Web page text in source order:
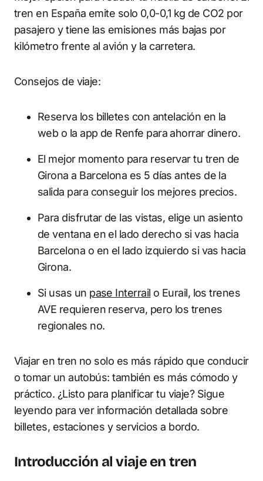
tren en España emite solo 0,0-0,1 kg de CO2 por
pasajero y tiene las emisiones más bajas por
kilómetro frente al avión y la carretera.
Consejos de viaje:
Reserva los billetes con antelación en la
web o la app de Renfe para ahorrar dinero.
El mejor momento para reservar tu tren de
Girona a Barcelona es 5 días antes de la
salida para conseguir los mejores precios.
Para disfrutar de las vistas, elige un asiento
de ventana en el lado derecho si vas hacia
Barcelona o en el lado izquierdo si vas hacia
Girona.
Si usas un pase Interrail o Eurail, los trenes
AVE requieren reserva, pero los trenes
regionales no.
Viajar en tren no solo es más rápido que conducir
o tomar un autobús: también es más cómodo y
práctico. ¿Listo para planificar tu viaje? Sigue
leyendo para ver información detallada sobre
billetes, estaciones y servicios a bordo.
Introducción al viaje en tren